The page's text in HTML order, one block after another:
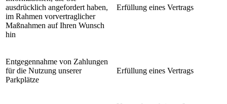
ausdrücklich angefordert haben,
im Rahmen vorvertraglicher
Maßnahmen auf Ihren Wunsch
hin
Erfüllung eines Vertrags
Entgegennahme von Zahlungen
für die Nutzung unserer
Parkplätze
Erfüllung eines Vertrags